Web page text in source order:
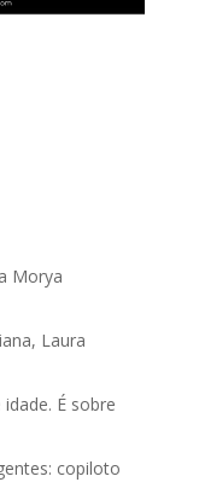
Morya
Laura
É sobre
copiloto